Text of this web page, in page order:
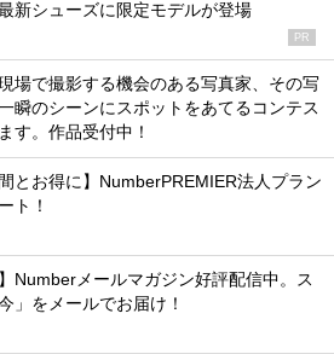
新シューズに限定モデルが登場
PR
場で撮影する機会のある写真家、その写
瞬のシーンにスポットをあてるコンテス
す。作品受付中！
間とお得に】NumberPREMIER法人プラン
ト！
】Numberメールマガジン好評配信中。ス
」をメールでお届け！